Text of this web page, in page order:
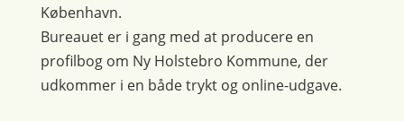
København.
Bureauet er i gang med at producere en
profilbog om Ny Holstebro Kommune, der
udkommer i en både trykt og online-udgave.